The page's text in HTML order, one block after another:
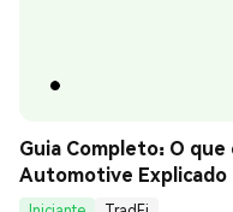
Guia Completo: O que
Automotive Explicado